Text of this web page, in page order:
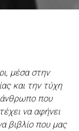
μέσα στην
και την τύχη
που
να αφήνει
βιβλίο που μας